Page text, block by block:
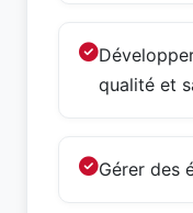
qualité et
Gérer des